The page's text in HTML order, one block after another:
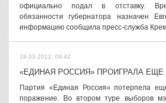
официально подал в отставку.
обязанности губернатора назначен
информацию сообщила пресс-служба
19.03.2012, 09:42
«ЕДИНАЯ РОССИЯ» ПРОИГРАЛА
Партия «Единая Россия» потерпела
поражение. Во втором туре выборов